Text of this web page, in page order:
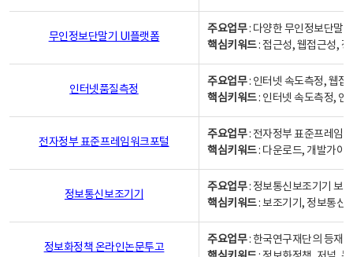
무인정보단말기 UI플랫폼
주요업무: 다양한 무인정보단말
핵심키워드: 접근성, 웹접근성,
인터넷품질측정
주요업무: 인터넷 속도측정, 웹접
핵심키워드: 인터넷 속도측정, 인
전자정부 표준프레임워크포털
주요업무: 전자정부 표준프레임
핵심키워드: 다운로드, 개발가이
정보통신보조기기
주요업무: 정보통신보조기기 보
핵심키워드: 보조기기, 정보통신
정보화정책 온라인논문투고
주요업무: 한국연구재단의 등재